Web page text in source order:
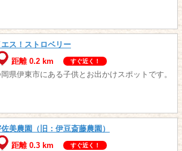
エス！ストロベリー
距離 0.2 km
すぐ近く！
県伊東市にある子供とお出かけスポットです。
美農園（旧：伊豆斎藤農園）
距離 0.3 km
すぐ近く！